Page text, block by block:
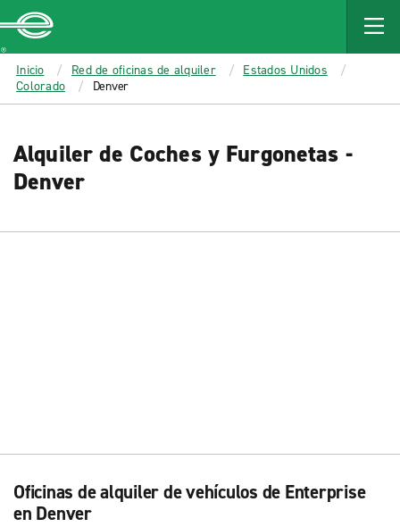
MAIN
CONTENT
Enterprise
Inicio Red de oficinas de alquiler
Estados Unidos
Colorado
Denver
Alquiler de Coches y Furgonetas -
Denver
Oficinas de alquiler de vehículos de Enterprise
en Denver